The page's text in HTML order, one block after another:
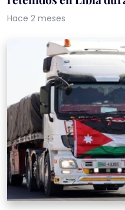
Hace 2 meses